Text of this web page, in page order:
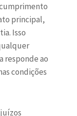
principal,
Isso
responde ao
condições